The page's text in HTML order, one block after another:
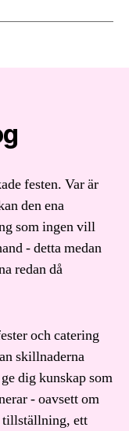
festen. Var är
den ena
som ingen vill
- detta medan
redan då
och catering
skillnaderna
dig kunskap som
- oavsett om
tillställning, ett